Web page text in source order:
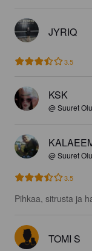
JYRIQ
3.5
KSK
@ Suuret
@ Suuret
3.5
Pihkaa, sitrusta ja
TOMI S